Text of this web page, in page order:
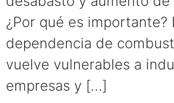
¿Por qué es importante?
dependencia de
vuelve vulnerables a
empresas y […]